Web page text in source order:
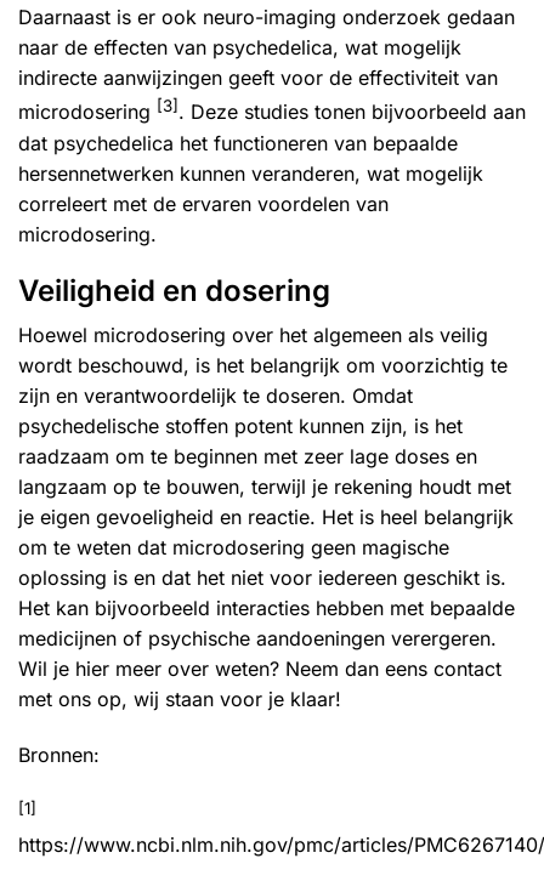
Daarnaast is er ook neuro-imaging onderzoek gedaan
naar de effecten van psychedelica, wat mogelijk
indirecte aanwijzingen geeft voor de effectiviteit van
microdosering [3]. Deze studies tonen bijvoorbeeld aan
dat psychedelica het functioneren van bepaalde
hersennetwerken kunnen veranderen, wat mogelijk
correleert met de ervaren voordelen van
microdosering.
Veiligheid en dosering
Hoewel microdosering over het algemeen als veilig
wordt beschouwd, is het belangrijk om voorzichtig te
zijn en verantwoordelijk te doseren. Omdat
psychedelische stoffen potent kunnen zijn, is het
raadzaam om te beginnen met zeer lage doses en
langzaam op te bouwen, terwijl je rekening houdt met
je eigen gevoeligheid en reactie. Het is heel belangrijk
om te weten dat microdosering geen magische
oplossing is en dat het niet voor iedereen geschikt is.
Het kan bijvoorbeeld interacties hebben met bepaalde
medicijnen of psychische aandoeningen verergeren.
Wil je hier meer over weten? Neem dan eens contact
met ons op, wij staan voor je klaar!
Bronnen:
[1]
https://www.ncbi.nlm.nih.gov/pmc/articles/PMC6267140/